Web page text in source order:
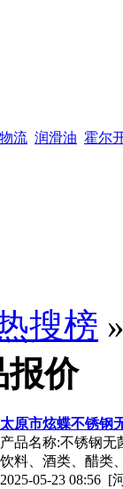
物流 润滑油 霍尔
搜榜
报价
太原市炫蝶不锈钢
产品名称:不锈钢无
饮料、酒类、醋类
2025-05-23 08:56 [